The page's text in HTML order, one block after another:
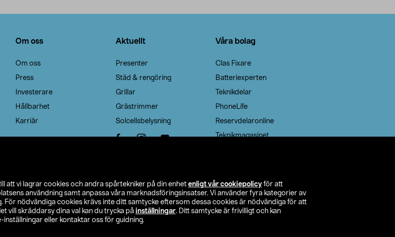
att vi lagrar cookies och andra spårtekniker på din enhet enligt vår cookiepolicy för att
användning samt anpassa våra marknadsföringsinsatser. Vi använder fyra kategorier av
För nödvändiga cookies krävs inte ditt samtycke eftersom dessa cookies är nödvändiga för att
vill skräddarsy dina val kan du trycka på inställningar. Ditt samtycke är frivilligt och kan
eller kontaktar oss för guidning.
Om oss
Om oss
Press
Investerare
Hållbarhet
Karriär
Aktuellt
Presenter
Städ & rengöring
Grillar
Grästrimmer
Solcellsbelysning
Våra bolag
Clas Fixare
Batteriexperten
Teknikdelar
PhoneLife
Reservdelaronline
Teknikmagasinet